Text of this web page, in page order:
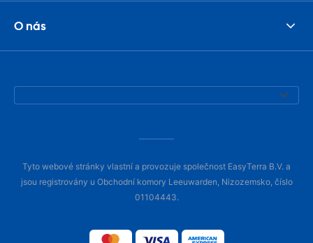
O nás
Tyto webové stránky vlastní a provozuje společnost EasyTerra B.V. a
jsou registrovány u Obchodní komory Leeuwarden, Nizozemsko, číslo
01104443.